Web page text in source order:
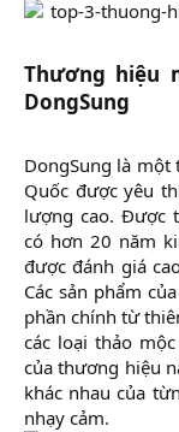
Thương hiệu
DongSung
DongSung là
Quốc được yêu
lượng cao. Được
có hơn 20 năm
được đánh giá
Các sản phẩm
phần chính từ
các loại thảo
của thương hiệu
khác nhau của
nhạy cảm.​